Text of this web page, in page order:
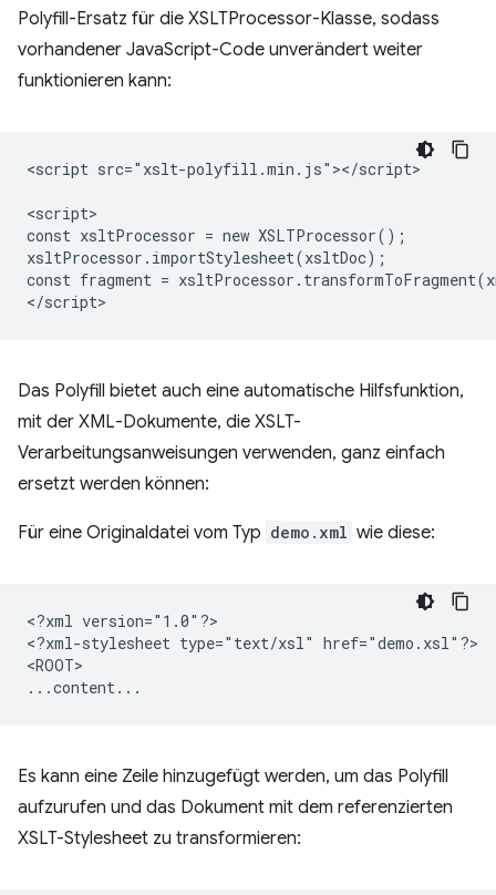
Polyfill-Ersatz für die XSLTProcessor-Klasse, sodass
vorhandener JavaScript-Code unverändert weiter
funktionieren kann:
<script src="xslt-polyfill.min.js"></script>
<script>
const xsltProcessor = new XSLTProcessor();
xsltProcessor.importStylesheet(xsltDoc);
const fragment =
Das Polyfill bietet auch eine automatische Hilfsfunktion,
mit der XML-Dokumente, die XSLT-
Verarbeitungsanweisungen verwenden, ganz einfach
ersetzt werden können:
Für eine Originaldatei vom Typ demo.xml wie diese:
<?xml version="1.0"?>
<?xml-stylesheet type="text/xsl" href="demo.xsl"?>
<ROOT>
Es kann eine Zeile hinzugefügt werden, um das Polyfill
aufzurufen und das Dokument mit dem referenzierten
XSLT-Stylesheet zu transformieren: